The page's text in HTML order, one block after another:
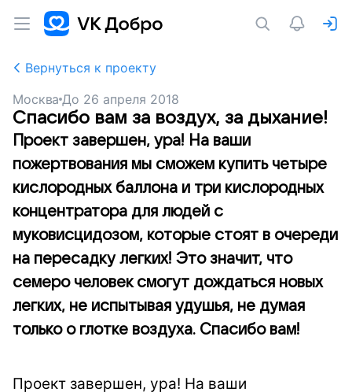
Вернуться к проекту
Москва До 26 апреля 2018
Спасибо вам за воздух, за дыхание!
Проект завершен, ура! На ваши
пожертвования мы сможем купить четыре
кислородных баллона и три кислородных
концентратора для людей с
муковисцидозом, которые стоят в очереди
на пересадку легких! Это значит, что
семеро человек смогут дождаться новых
легких, не испытывая удушья, не думая
только о глотке воздуха. Спасибо вам!
Проект завершен, ура! На ваши